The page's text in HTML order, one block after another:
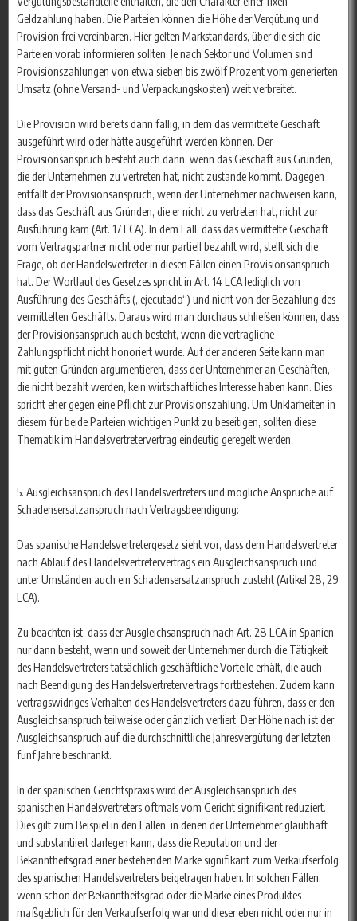
Geldzahlung haben. Die Parteien können die Höhe der Vergütung und
Provision frei vereinbaren. Hier gelten Markstandards, über die sich die
Parteien vorab informieren sollten. Je nach Sektor und Volumen sind
Provisionszahlungen von etwa sieben bis zwölf Prozent vom generierten
Umsatz (ohne Versand- und Verpackungskosten) weit verbreitet.
Die Provision wird bereits dann fällig, in dem das vermittelte Geschäft
ausgeführt wird oder hätte ausgeführt werden können. Der
Provisionsanspruch besteht auch dann, wenn das Geschäft aus Gründen,
die der Unternehmen zu vertreten hat, nicht zustande kommt. Dagegen
entfällt der Provisionsanspruch, wenn der Unternehmer nachweisen kann,
dass das Geschäft aus Gründen, die er nicht zu vertreten hat, nicht zur
Ausführung kam (Art. 17 LCA). In dem Fall, dass das vermittelte Geschäft
vom Vertragspartner nicht oder nur partiell bezahlt wird, stellt sich die
Frage, ob der Handelsvertreter in diesen Fällen einen Provisionsanspruch
hat. Der Wortlaut des Gesetzes spricht in Art. 14 LCA lediglich von
Ausführung des Geschäfts („ejecutado“) und nicht von der Bezahlung des
vermittelten Geschäfts. Daraus wird man durchaus schließen können, dass
der Provisionsanspruch auch besteht, wenn die vertragliche
Zahlungspflicht nicht honoriert wurde. Auf der anderen Seite kann man
mit guten Gründen argumentieren, dass der Unternehmer an Geschäften,
die nicht bezahlt werden, kein wirtschaftliches Interesse haben kann. Dies
spricht eher gegen eine Pflicht zur Provisionszahlung. Um Unklarheiten in
diesem für beide Parteien wichtigen Punkt zu beseitigen, sollten diese
Thematik im Handelsvertretervertrag eindeutig geregelt werden.
5. Ausgleichsanspruch des Handelsvertreters und mögliche Ansprüche auf
Schadensersatzanspruch nach Vertragsbeendigung:
Das spanische Handelsvertretergesetz sieht vor, dass dem Handelsvertreter
nach Ablauf des Handelsvertretervertrags ein Ausgleichsanspruch und
unter Umständen auch ein Schadensersatzanspruch zusteht (Artikel 28, 29
LCA).
Zu beachten ist, dass der Ausgleichsanspruch nach Art. 28 LCA in Spanien
nur dann besteht, wenn und soweit der Unternehmer durch die Tätigkeit
des Handelsvertreters tatsächlich geschäftliche Vorteile erhält, die auch
nach Beendigung des Handelsvertretervertrags fortbestehen. Zudem kann
vertragswidriges Verhalten des Handelsvertreters dazu führen, dass er den
Ausgleichsanspruch teilweise oder gänzlich verliert. Der Höhe nach ist der
Ausgleichsanspruch auf die durchschnittliche Jahresvergütung der letzten
fünf Jahre beschränkt.
In der spanischen Gerichtspraxis wird der Ausgleichsanspruch des
spanischen Handelsvertreters oftmals vom Gericht signifikant reduziert.
Dies gilt zum Beispiel in den Fällen, in denen der Unternehmer glaubhaft
und substantiiert darlegen kann, dass die Reputation und der
Bekanntheitsgrad einer bestehenden Marke signifikant zum Verkaufserfolg
des spanischen Handelsvertreters beigetragen haben. In solchen Fällen,
wenn schon der Bekanntheitsgrad oder die Marke eines Produktes
maßgeblich für den Verkaufserfolg war und dieser eben nicht oder nur in